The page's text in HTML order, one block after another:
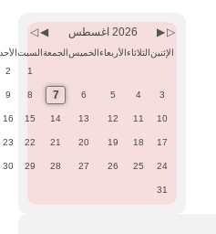
Month
Year
Month2026 اغسطس
الإثنين الثلاثاء الأربعاء الخميس الجمعة السبت الأحد
1
2
3
4
5
6
7
8
9
10
11
12
13
14
15
16
17
18
19
20
21
22
23
24
25
26
27
28
29
30
31